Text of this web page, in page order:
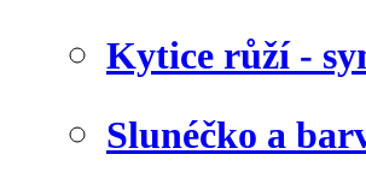
Kytice růží -
Slunéčko a